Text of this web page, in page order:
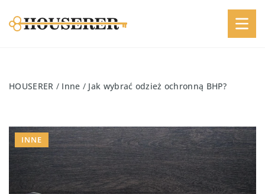
HOUSERER / Inne / Jak wybrać odzież ochronną BHP?
INNE